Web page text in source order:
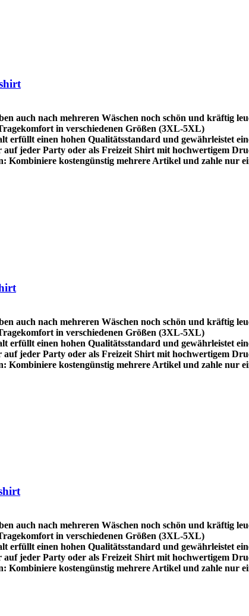
auch nach mehreren Wäschen noch schön und kräftig
in verschiedenen Größen (3XL-5XL)
erfüllt einen hohen Qualitätsstandard und gewährleistet
jeder Party oder als Freizeit Shirt mit hochwertigem
Kombiniere kostengünstig mehrere Artikel und zahle nur
auch nach mehreren Wäschen noch schön und kräftig
in verschiedenen Größen (3XL-5XL)
erfüllt einen hohen Qualitätsstandard und gewährleistet
jeder Party oder als Freizeit Shirt mit hochwertigem
Kombiniere kostengünstig mehrere Artikel und zahle nur
auch nach mehreren Wäschen noch schön und kräftig
in verschiedenen Größen (3XL-5XL)
erfüllt einen hohen Qualitätsstandard und gewährleistet
jeder Party oder als Freizeit Shirt mit hochwertigem
Kombiniere kostengünstig mehrere Artikel und zahle nur